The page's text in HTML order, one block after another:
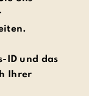
ID und das
Ihrer